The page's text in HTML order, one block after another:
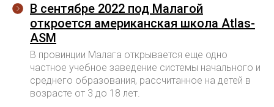
В сентябре 2022 под Малагой
откроется американская школа Atlas-
ASM
В провинции Малага открывается еще одно
частное учебное заведение системы начального и
среднего образования, рассчитанное на детей в
возрасте от 3 до 18 лет.
Юридическая информация